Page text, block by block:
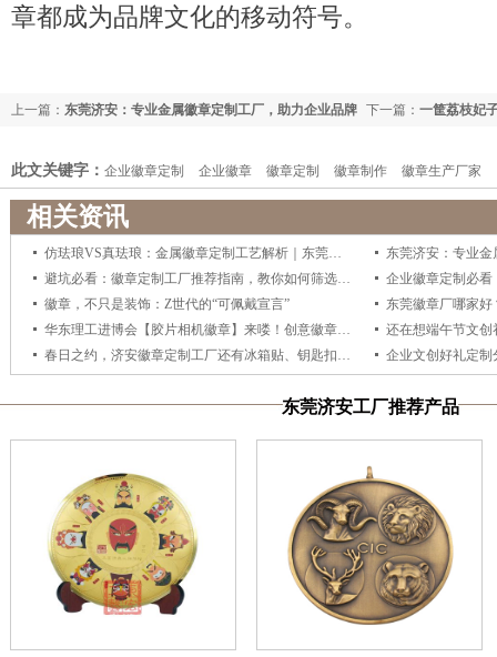
章都成为品牌文化的移动符号。
下一篇： 一筐荔枝妃
上一篇： 东莞济安：专业金属徽章定制工厂，助力企业品牌
此文关键字： 企业徽章定制 企业徽章 徽章定制 徽章制作 徽章生产厂家
相关资讯
仿珐琅VS真珐琅：金属徽章定制工艺解析｜东莞济安徽章工厂
避坑必看：徽章定制工厂推荐指南，教你如何筛选靠谱供货商
徽章，不只是装饰：Z世代的“可佩戴宣言”
东莞徽章厂哪家
华东理工进博会【胶片相机徽章】来喽！创意徽章定格校园青春记忆
春日之约，济安徽章定制工厂还有冰箱贴、钥匙扣、书签！
东莞济安工厂推荐产品